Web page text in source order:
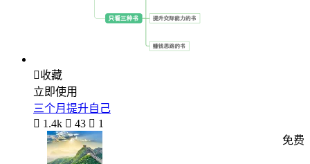
收藏
立即使用
三个月提升自己
 1.4k  43  1
免费